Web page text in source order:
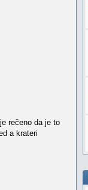
rečeno da je to
a krateri